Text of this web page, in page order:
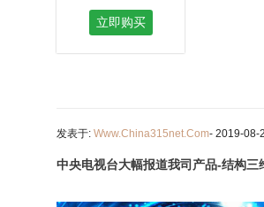
立即购买
发表于: Www.china315net.com- 2019-08-
中央电视台大幅报道我司产品-结构三